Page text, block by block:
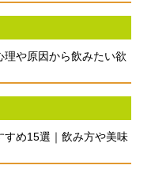
や原因から飲みたい欲
すめ15選｜飲み方や美味